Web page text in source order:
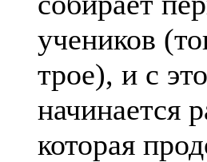
учеников
трое), и с
начинается
которая